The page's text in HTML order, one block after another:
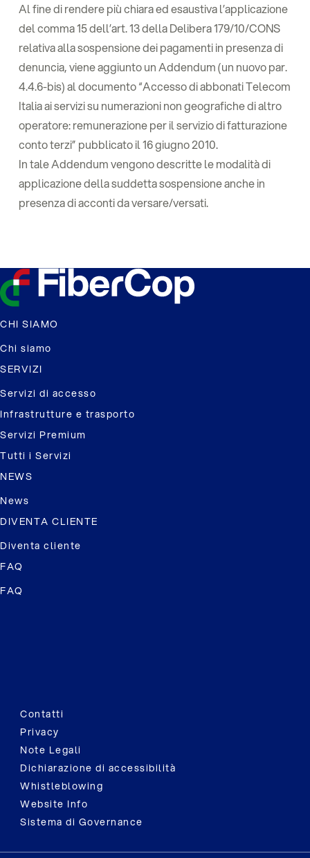
Al fine di rendere più chiara ed esaustiva l’applicazione
del comma 15 dell’art. 13 della Delibera 179/10/CONS
relativa alla sospensione dei pagamenti in presenza di
denuncia, viene aggiunto un Addendum (un nuovo par.
4.4.6-bis) al documento “Accesso di abbonati Telecom
Italia ai servizi su numerazioni non geografiche di altro
operatore: remunerazione per il servizio di fatturazione
conto terzi” pubblicato il 16 giugno 2010.
In tale Addendum vengono descritte le modalità di
applicazione della suddetta sospensione anche in
presenza di acconti da versare/versati.
CHI SIAMO
Chi siamo
SERVIZI
Servizi di accesso
Infrastrutture e trasporto
Servizi Premium
Tutti i Servizi
NEWS
News
DIVENTA CLIENTE
Diventa cliente
FAQ
FAQ
Contatti
Privacy
Note Legali
Dichiarazione di accessibilità
Whistleblowing
Website Info
Sistema di Governance